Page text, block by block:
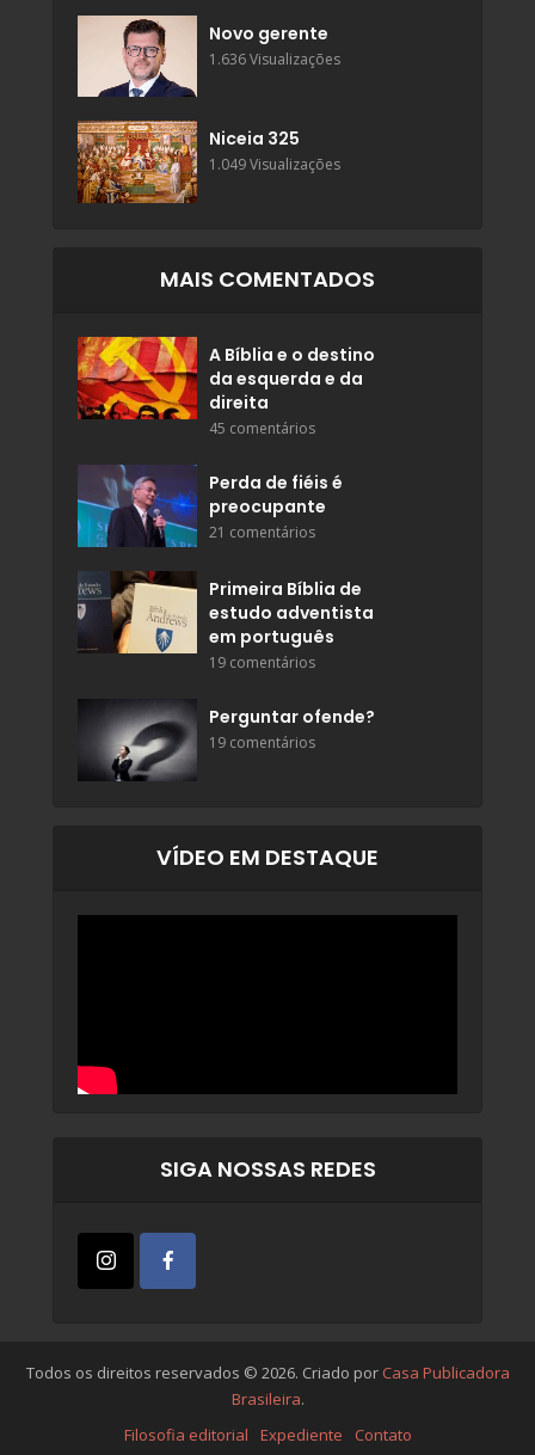
Novo gerente
1.636 Visualizações
Niceia 325
1.049 Visualizações
MAIS COMENTADOS
A Bíblia e o destino
da esquerda e da
direita
45 comentários
Perda de fiéis é
preocupante
21 comentários
Primeira Bíblia de
estudo adventista
em português
19 comentários
Perguntar ofende?
19 comentários
VÍDEO EM DESTAQUE
SIGA NOSSAS REDES
Todos os direitos reservados © 2026. Criado por Casa Publicadora
Brasileira.
Filosofia editorial
Expediente Contato